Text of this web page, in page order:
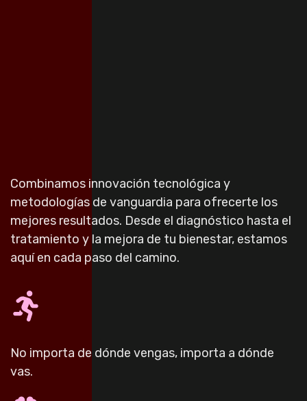
Combinamos innovación tecnológica y
metodologías de vanguardia para ofrecerte los
mejores resultados. Desde el diagnóstico hasta el
tratamiento y la mejora de tu bienestar, estamos
aquí en cada paso del camino.
No importa de dónde vengas, importa a dónde
vas.